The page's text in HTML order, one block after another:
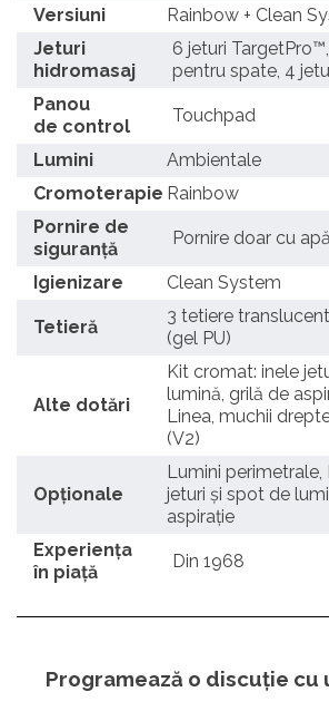
Versiuni
Rainbow + Clean
Jeturi
hidromasaj
6 jeturi
pentru spate, 4
Panou
de control
Touchpad
Lumini
Ambientale
Cromoterapie Rainbow
Pornire de
siguranță
Pornire doar cu apă
Igienizare Clean System
Tetieră
3 tetiere
(gel PU)
Alte dotări
Kit cromat: inele
lumină, grilă de
Linea, muchii
(V2)
Opționale
Lumini perimetrale,
jeturi și spot de
aspirație
Experienţa
în piaţă
Din 1968
Programează o discuție cu